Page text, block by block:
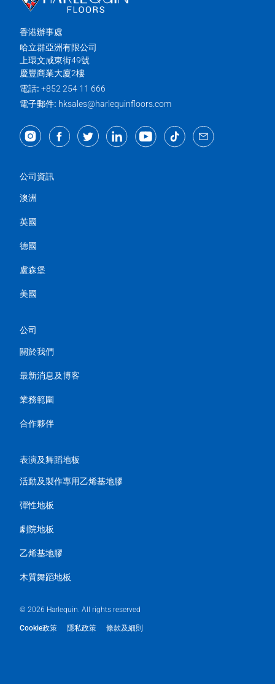
香港辦事處
哈立群亞洲有限公司
上環文咸東街49號
慶豐商業大廈2樓
電話: +852 254 11 666
電子郵件: hksales@harlequinfloors.com
公司資訊
澳洲
英國
德國
盧森堡
美國
公司
關於我們
最新消息及博客
業務範圍
合作夥伴
表演及舞蹈地板
活動及製作專用乙烯基地膠
彈性地板
劇院地板
乙烯基地膠
木質舞蹈地板
© 2026 Harlequin. All rights reserved
Cookie政策 隱私政策 條款及細則